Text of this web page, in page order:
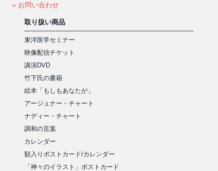
» お問い合わせ
取り扱い商品
東洋医学セミナー
映像配信チケット
講演DVD
竹下氏の書籍
絵本「もしもあなたが」
アージュナー・チャート
ナディー・チャート
調和の言葉
カレンダー
額入りポストカード/カレンダー
「神々のイラスト」ポストカード